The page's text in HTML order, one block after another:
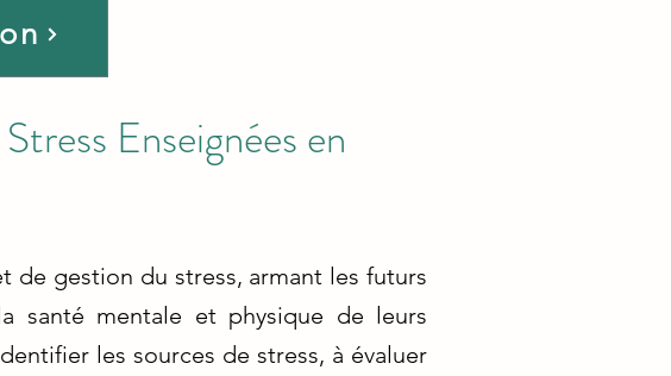
Enseignées en
de gestion du stress, armant les futurs
santé mentale et physique de leurs
les sources de stress, à évaluer